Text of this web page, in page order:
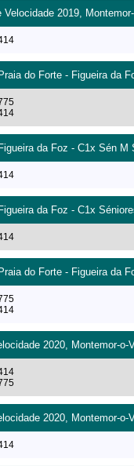
Velocidade 2019,
do Forte - Figueira da
da Foz - C1x Sén M
da Foz - C1x
do Forte - Figueira da
2020, Montemor-
2020, Montemor-